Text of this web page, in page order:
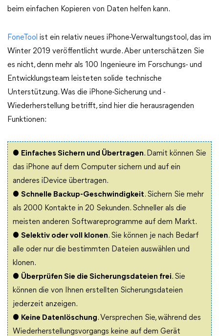
beim einfachen Kopieren von Daten helfen kann.
FoneTool ist ein relativ neues iPhone-Verwaltungstool, das im
Winter 2019 veröffentlicht wurde. Aber unterschätzen Sie
es nicht, denn mehr als 100 Ingenieure im Forschungs- und
Entwicklungsteam leisteten solide technische
Unterstützung. Was die iPhone-Sicherung und -
Wiederherstellung betrifft, sind hier die herausragenden
Funktionen:
● Einfaches Sichern und Übertragen. Damit können Sie
das iPhone auf dem Computer sichern und auf ein
anderes iDevice übertragen.
● Schnelle Backup-Geschwindigkeit. Sichern Sie mehr
als 2000 Kontakte in 20 Sekunden. Schneller als die
meisten anderen Softwareprogramme auf dem Markt.
● Selektiv oder voll klonen. Sie können je nach Bedarf
alle oder nur die bestimmten Dateien auswählen und
klonen.
● Überprüfen Sie die Sicherungsdateien frei. Sie
können die von Ihnen erstellten Sicherungsdateien
jederzeit anzeigen.
● Keine Datenlöschung. Versprechen Sie, während des
Wiederherstellungsvorgangs keine auf dem Gerät